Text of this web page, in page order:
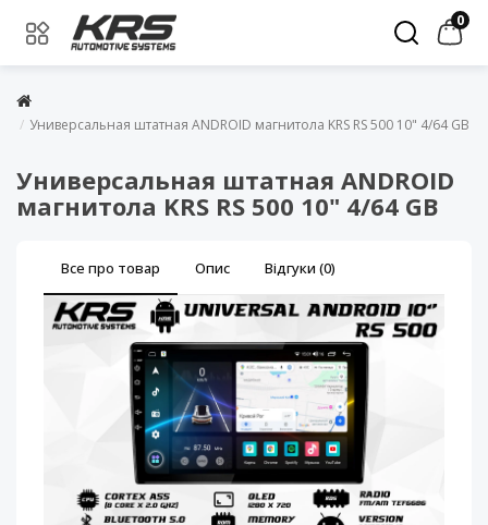
0
Универсальная штатная ANDROID магнитола KRS RS 500 10" 4/64 GB
Универсальная штатная ANDROID
магнитола KRS RS 500 10" 4/64 GB
Все про товар Опис Відгуки (0)